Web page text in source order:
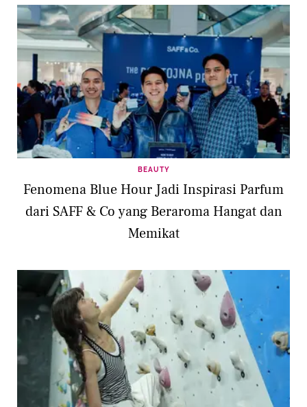
BEAUTY
Fenomena Blue Hour Jadi Inspirasi Parfum
dari SAFF & Co yang Beraroma Hangat dan
Memikat